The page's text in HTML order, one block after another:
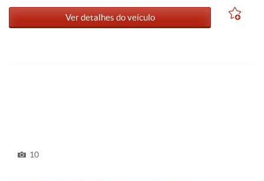
Ver detalhes do veículo
10